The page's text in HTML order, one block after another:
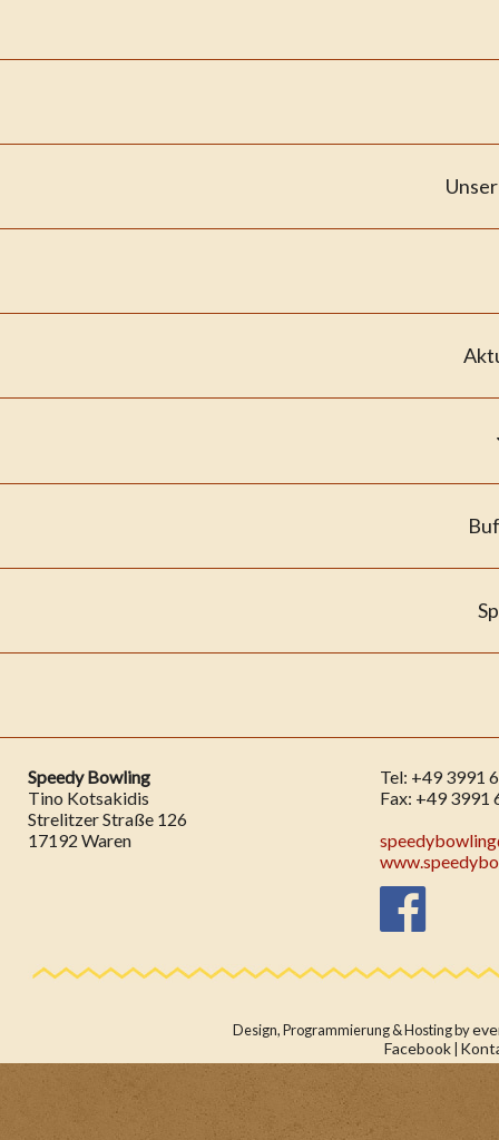
Speedy Bowling
Tino Kotsakidis
Strelitzer Straße 126
17192 Waren
Tel: +49 3991
Fax: +49 3991
Design, Programmierung & Hosting by
Facebook